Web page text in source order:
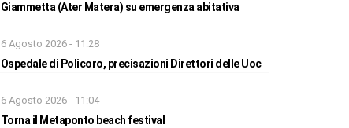
Giammetta (Ater Matera) su emergenza abitativa
6 Agosto 2026 - 11:28
Ospedale di Policoro, precisazioni Direttori delle Uoc
6 Agosto 2026 - 11:04
Torna il Metaponto beach festival